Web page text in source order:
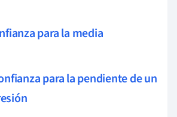
para la media
para la pendiente de un